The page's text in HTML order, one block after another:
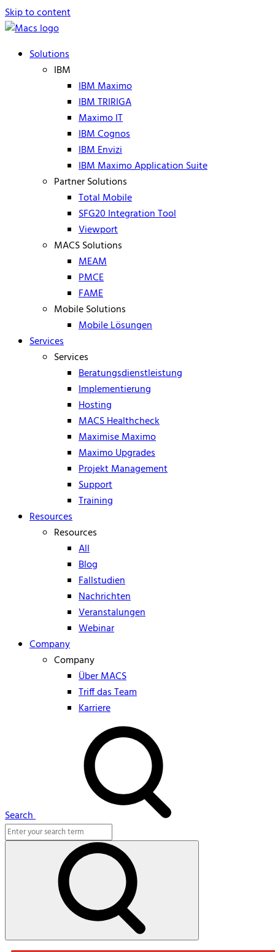
Skip to content
Solutions
IBM
IBM Maximo
IBM TRIRIGA
Maximo IT
IBM Cognos
IBM Envizi
IBM Maximo Application Suite
Partner Solutions
Total Mobile
SFG20 Integration Tool
Viewport
MACS Solutions
MEAM
PMCE
FAME
Mobile Solutions
Mobile Lösungen
Services
Services
Beratungsdienstleistung
Implementierung
Hosting
MACS Healthcheck
Maximise Maximo
Maximo Upgrades
Projekt Management
Support
Training
Resources
Resources
All
Blog
Fallstudien
Nachrichten
Veranstalungen
Webinar
Company
Company
Über MACS
Triff das Team
Karriere
Search
Search
Macs
Search